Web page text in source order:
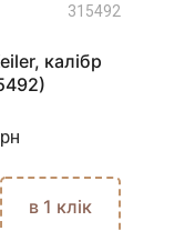
315492
калібр
в 1 клік